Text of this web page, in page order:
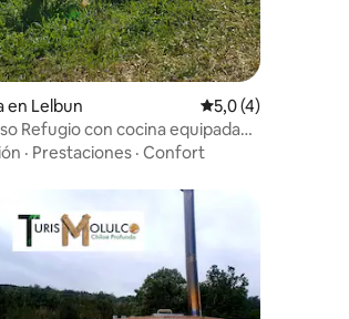
en Lelbun Calificación
5,0 (4)
Refugio con cocina equipada
· Prestaciones · Confort